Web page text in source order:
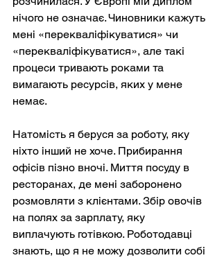
нічого не означає. Чиновники кажуть
мені «перекваліфікуватися» чи
«перекваліфікуватися», але такі
процеси тривають роками та
вимагають ресурсів, яких у мене
немає.
Натомість я беруся за роботу, яку
ніхто інший не хоче. Прибирання
офісів пізно вночі. Миття посуду в
ресторанах, де мені заборонено
розмовляти з клієнтами. Збір овочів
на полях за зарплату, яку
виплачують готівкою. Роботодавці
знають, що я не можу дозволити собі